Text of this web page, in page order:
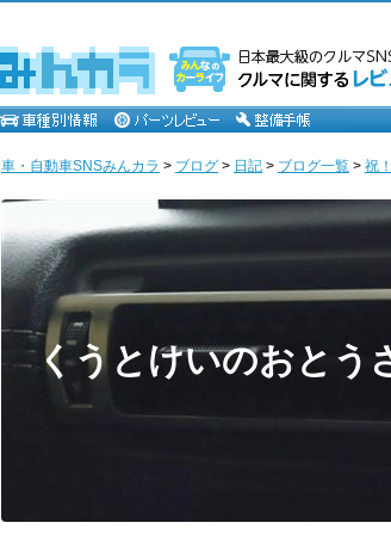
車・自動車SNSみんカラ > ブログ > 日記 > ブログ一覧 > 祝
くうとけいのおとう